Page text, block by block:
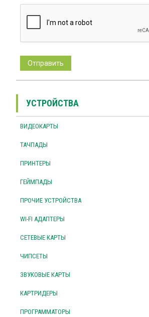
УСТРОЙСТВА
ВИДЕОКАРТЫ
ТАЧПАДЫ
ПРИНТЕРЫ
ГЕЙМПАДЫ
ПРОЧИЕ УСТРОЙСТВА
WI-FI АДАПТЕРЫ
СЕТЕВЫЕ КАРТЫ
ЧИПСЕТЫ
ЗВУКОВЫЕ КАРТЫ
КАРТРИДЕРЫ
ПРОГРАММАТОРЫ